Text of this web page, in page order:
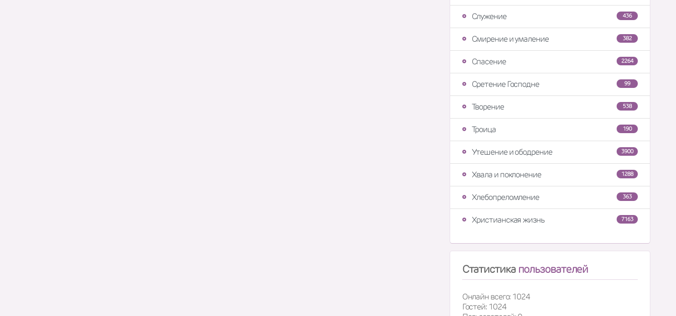
436
Служение
382
Смирение и умаление
2264
Спасение
99
Сретение Господне
538
Творение
190
Троица
3900
Утешение и ободрение
1288
Хвала и поклонение
363
Хлебопреломление
7163
Христианская жизнь
Статистика пользователей
Онлайн всего: 1024
Гостей: 1024